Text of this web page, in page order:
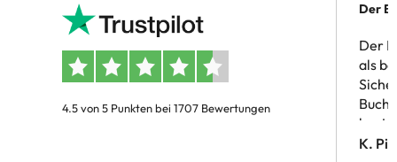
4.5 von 5 Punkten bei 1707 Bewertungen
Der
Der
als
K.